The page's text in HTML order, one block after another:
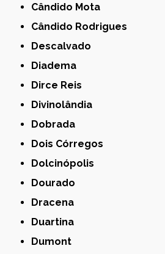
Cândido Mota
Cândido Rodrigues
Descalvado
Diadema
Dirce Reis
Divinolândia
Dobrada
Dois Córregos
Dolcinópolis
Dourado
Dracena
Duartina
Dumont